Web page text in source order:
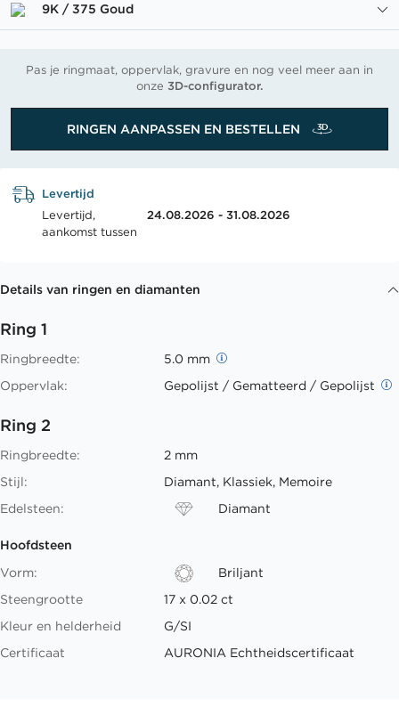
9K / 375 Goud
Pas je ringmaat, oppervlak, gravure en nog veel meer aan in
onze 3D-configurator.
RINGEN AANPASSEN EN BESTELLEN
Levertijd
Levertijd,
aankomst tussen
24.08.2026 - 31.08.2026
Details van ringen en diamanten
Ring 1
Ringbreedte:
5.0 mm
Oppervlak:
Gepolijst / Gematteerd / Gepolijst
Ring 2
Ringbreedte:
2 mm
Stijl:
Diamant, Klassiek, Memoire
Edelsteen:
Diamant
Hoofdsteen
Vorm:
Briljant
Steengrootte
17 x 0.02 ct
Kleur en helderheid
G/SI
Certificaat
AURONIA Echtheidscertificaat